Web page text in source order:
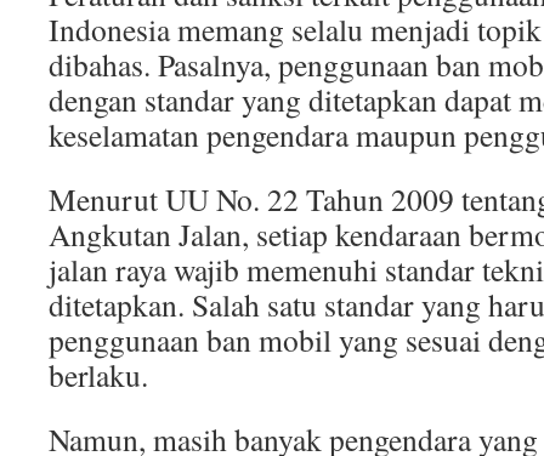
Indonesia memang selalu menjadi
dibahas. Pasalnya, penggunaan ban
dengan standar yang ditetapkan dapat
keselamatan pengendara maupun
Menurut UU No. 22 Tahun 2009
Angkutan Jalan, setiap kendaraan
jalan raya wajib memenuhi standar
ditetapkan. Salah satu standar yang
penggunaan ban mobil yang sesuai
berlaku.
Namun, masih banyak pengendara